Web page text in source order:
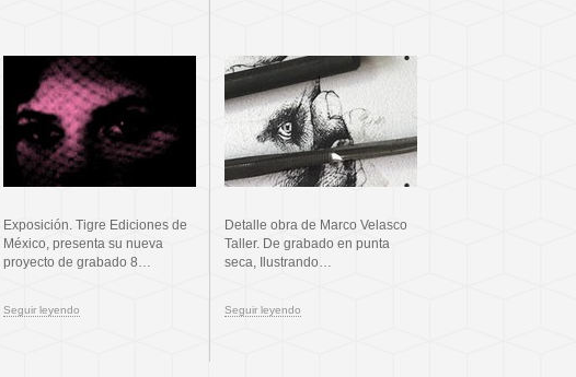
Exposición. Tigre Ediciones de
México, presenta su nueva
proyecto de grabado 8…
Seguir leyendo
Detalle obra de Marco Velasco
Taller. De grabado en punta
seca, Ilustrando…
Seguir leyendo